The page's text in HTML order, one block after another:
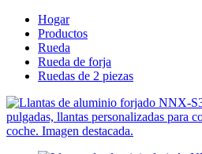
Hogar
Productos
Rueda
Rueda de forja
Ruedas de 2 piezas